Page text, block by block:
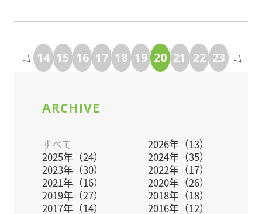
14 15 16 17 18 19 20 21 22 23
ARCHIVE
すべて
2026年（13）
2025年（24）
2024年（35）
2023年（30）
2022年（17）
2021年（16）
2020年（26）
2019年（27）
2018年（18）
2017年（14）
2016年（12）